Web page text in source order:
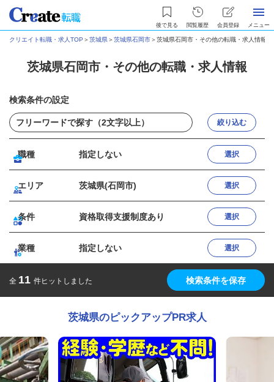
後で見る 閲覧履歴 会員登録 メニュー
クリエイト転職・求人TOP ＞茨城県＞茨城県石岡市＞茨城県石岡市・その他の転職・求人情報
茨城県石岡市・その他の転職・求人情報
検索条件の設定
絞り込む
職種 指定しない 選択
エリア 茨城県(石岡市) 選択
条件 資格取得支援制度あり 選択
業種 指定しない 選択
全 11 件ヒットしました 検索条件を保存
茨城県のピックアップPR求人